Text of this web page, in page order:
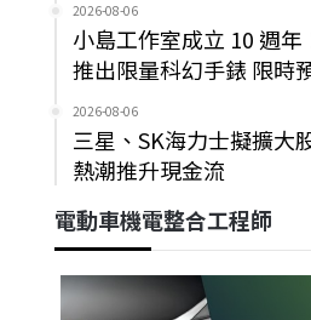
2026-08-06
小島工作室成立 10 週
推出限量科幻手錶 限時
2026-08-06
三星、SK海力士擬擴大
熱潮推升現金流
電動車機電整合工程師